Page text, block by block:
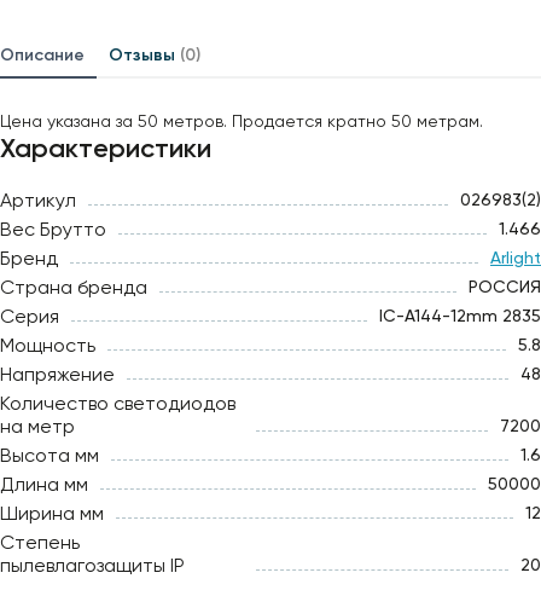
Описание Отзывы (0)
Цена указана за 50 метров. Продается кратно 50 метрам.
Характеристики
Артикул 026983(2)
Вес Брутто 1.466
Бренд Arlight
Страна бренда РОССИЯ
Серия IC-A144-12mm 2835
Мощность 5.8
Напряжение 48
Количество светодиодов
на метр
7200
Высота мм 1.6
Длина мм 50000
Ширина мм 12
Степень
пылевлагозащиты IP
20